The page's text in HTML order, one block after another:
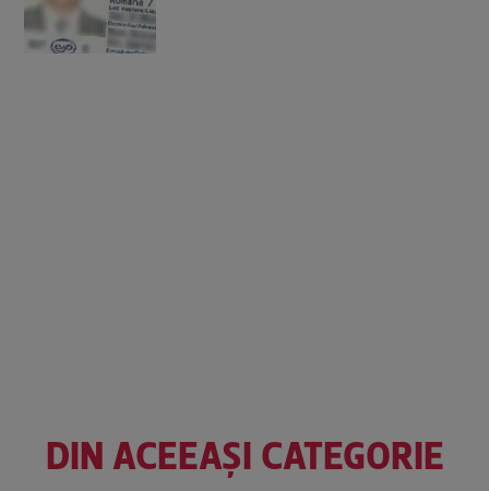
DIN ACEEAȘI CATEGORIE